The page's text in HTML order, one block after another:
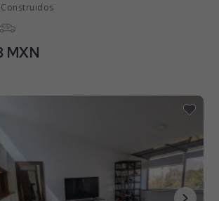
Construidos